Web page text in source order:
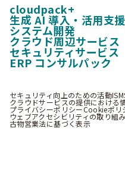
cloudpack+
生成 AI 導入・活用支
システム開発
クラウド周辺サービス
セキュリティサービス
ERP コンサルパック
セキュリティ向上のための活動
クラウドサービスの提供における
プライバシーポリシーCookieポリ
ウェブアクセシビリティの取り組
古物営業法に基づく表示